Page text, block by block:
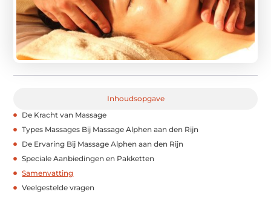
Inhoudsopgave
De Kracht van Massage
Types Massages Bij Massage Alphen aan den Rijn
De Ervaring Bij Massage Alphen aan den Rijn
Speciale Aanbiedingen en Pakketten
Samenvatting
Veelgestelde vragen